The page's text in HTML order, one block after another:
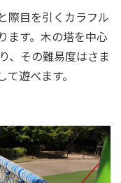
際目を引くカラフル
ます。木の塔を中心
、その難易度はさま
遊べます。